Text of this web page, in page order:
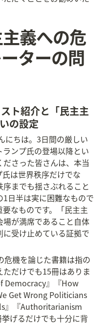
義への危
ターの問
ト紹介と「民主主
の設定
にちは。3日間の厳しい
ンプ氏の登場以降とい
さった皆さんは、本当
は世界秩序だけでな
までも揺さぶれること
日半は実に困難なもので
なものです。「民主主
が満席であること自体
受け止めている証拠で
危機を論じた書籍は指の
だけでも15冊はありま
Democracy』『How
Get Wrong Politicians
』『Authoritarianism
げるだけでも十分に背